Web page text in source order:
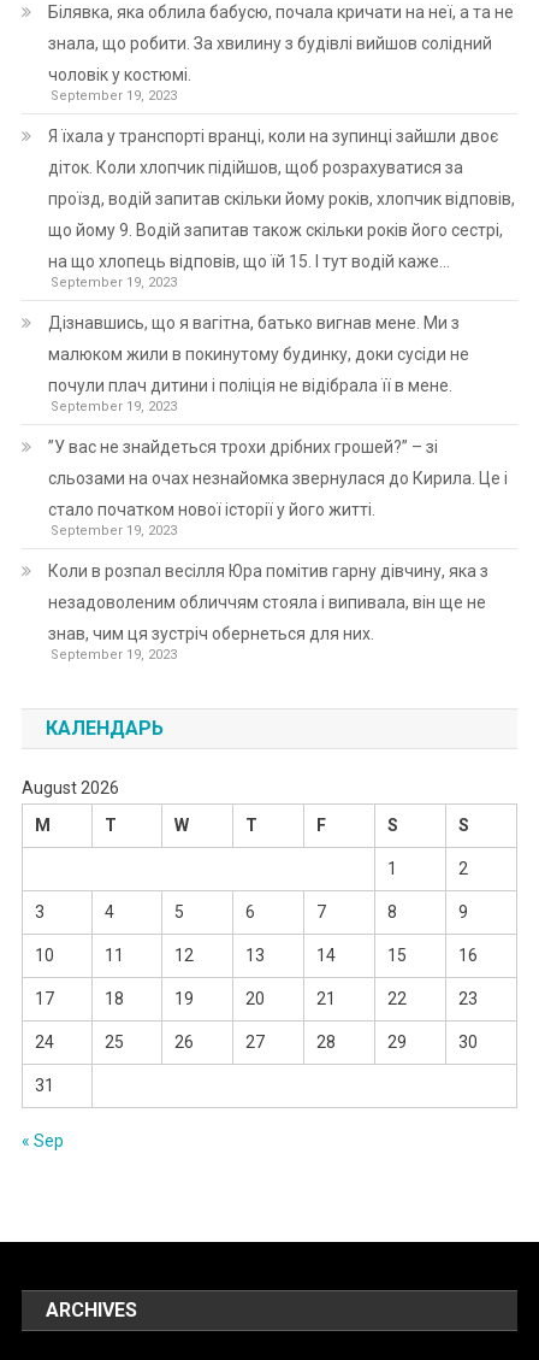
Білявка, яка облила бабусю, почала кричати на неї, а та не
знала, що робити. За хвилину з будівлі вийшов солідний
чоловік у костюмі.
September 19, 2023
Я їхала у транспорті вранці, коли на зупинці зайшли двоє
діток. Коли хлопчик підійшов, щоб розрахуватися за
проїзд, водій запитав скільки йому років, хлопчик відповів,
що йому 9. Водій запитав також скільки років його сестрі,
на що хлопець відповів, що їй 15. І тут водій каже…
September 19, 2023
Дізнавшись, що я вагітна, батько вигнав мене. Ми з
малюком жили в покинутому будинку, доки сусіди не
почули плач дитини і поліція не відібрала її в мене.
September 19, 2023
”У вас не знайдеться трохи дрібних грошей?” – зі
сльозами на очах незнайомка звернулася до Кирила. Це і
стало початком нової історії у його житті.
September 19, 2023
Коли в розпал весілля Юра помітив гарну дівчину, яка з
незадоволеним обличчям стояла і випивала, він ще не
знав, чим ця зустріч обернеться для них.
September 19, 2023
КАЛЕНДАРЬ
August 2026
M
T W T F S S
1 2
3 4 5 6 7 8 9
10 11 12 13 14 15 16
17 18 19 20 21 22 23
24 25 26 27 28 29 30
31
« Sep
ARCHIVES